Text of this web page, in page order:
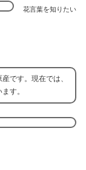
花言葉を知りたい
です。現在では、
す。